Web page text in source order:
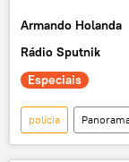
Armando Holanda
Rádio Sputnik
Especiais
polícia
África